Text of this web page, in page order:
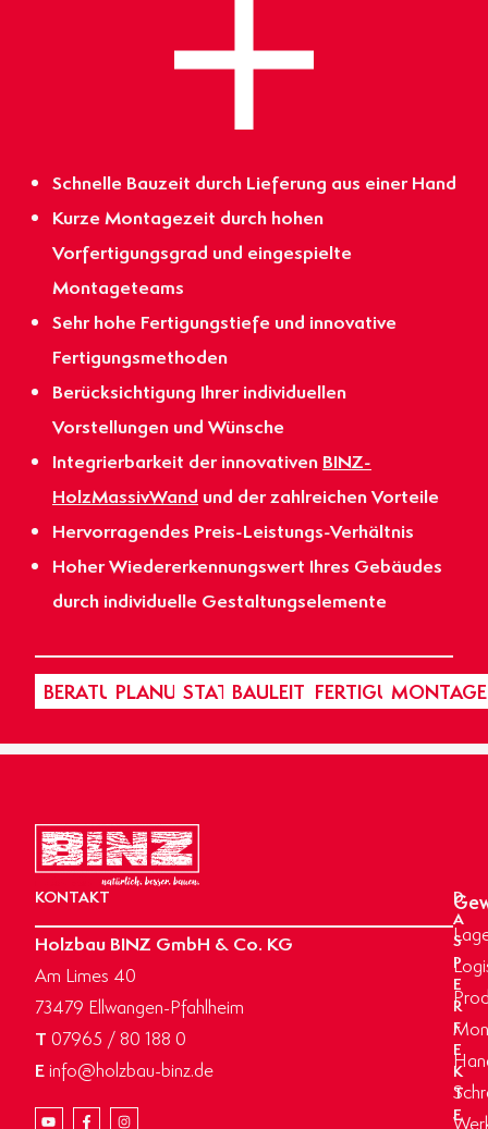
Schnelle Bauzeit durch Lieferung aus einer Hand
Kurze Montagezeit durch hohen
Vorfertigungsgrad und eingespielte
Montageteams
Sehr hohe Fertigungstiefe und innovative
Fertigungsmethoden
Berücksichtigung Ihrer individuellen
Vorstellungen und Wünsche
Integrierbarkeit der innovativen BINZ-
HolzMassivWand und der zahlreichen Vorteile
Hervorragendes Preis-Leistungs-Verhältnis
Hoher Wiedererkennungswert Ihres Gebäudes
durch individuelle Gestaltungselemente
BERATUNGPLANUNGSTATIKBAULEITUNGFERTIGUNGMONTAGE
KONTAKT
Holzbau BINZ GmbH & Co. KG
Am Limes 40
73479 Ellwangen-Pfahlheim
T 07965 / 80 188 0
Einfo@holzbau-binz.de
D
A
S
P
E
R
F
E
K
T
E